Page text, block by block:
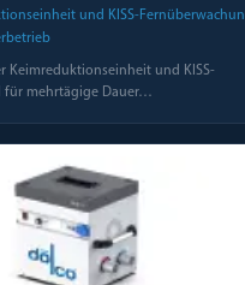
und KISS-
Keimreduktionseinheit und KISS-
für mehrtägige Dauer…